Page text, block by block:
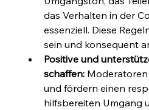
das Verhalten in der
essenziell. Diese
sein und konsequent
Positive und
schaffen:
und fördern einen
hilfsbereiten Umgang